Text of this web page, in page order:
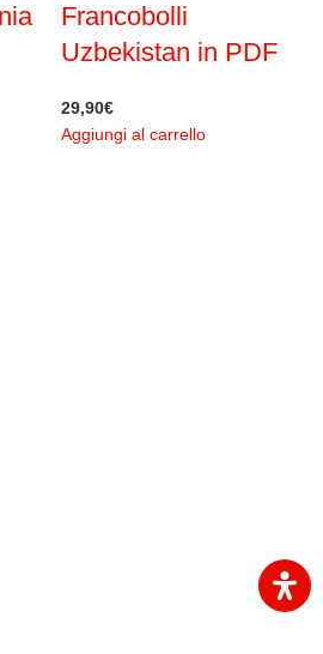
Francobolli
Uzbekistan in PDF
29,90€
Aggiungi al carrello